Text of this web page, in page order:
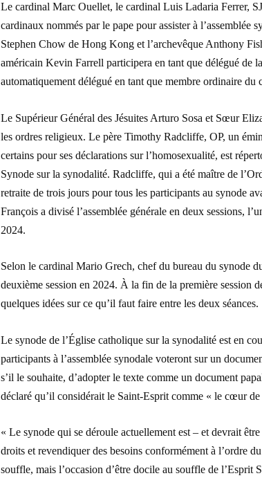
Le cardinal Marc Ouellet, le cardinal Luis Ladaria Ferrer,
cardinaux nommés par le pape pour assister à
Stephen Chow de Hong Kong et l’archevêque Anthony
américain Kevin Farrell participera en tant que délégué de
automatiquement délégué en tant que membre ordinaire du
Le Supérieur Général des Jésuites Arturo Sosa et Sœur
les ordres religieux. Le père Timothy Radcliffe, OP, un
certains pour ses déclarations sur l’homosexualité, est
Synode sur la synodalité. Radcliffe, qui a été maître de
retraite de trois jours pour tous les participants au synode
François a divisé l’assemblée générale en deux sessions,
2024.
Selon le cardinal Mario Grech, chef du bureau du synode
deuxième session en 2024. À la fin de la première session
quelques idées sur ce qu’il faut faire entre les deux séances.
Le synode de l’Église catholique sur la synodalité est en
participants à l’assemblée synodale voteront sur un
s’il le souhaite, d’adopter le texte comme un document
déclaré qu’il considérait le Saint-Esprit comme « le cœur
« Le synode qui se déroule actuellement est – et devrait
droits et revendiquer des besoins conformément à l’ordre
souffle, mais l’occasion d’être docile au souffle de l’Esprit